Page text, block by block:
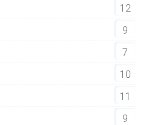
12
9
7
10
11
9